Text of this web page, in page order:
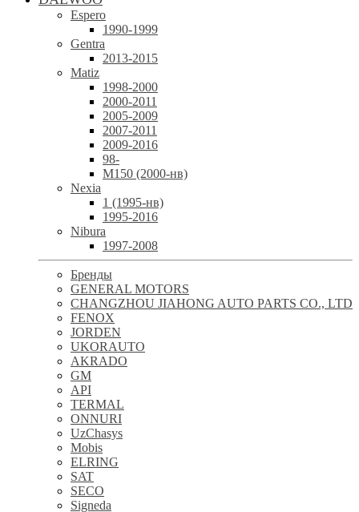
Espero
1990-1999
Gentra
2013-2015
Matiz
1998-2000
2000-2011
2005-2009
2007-2011
2009-2016
98-
М150 (2000-нв)
Nexia
1 (1995-нв)
1995-2016
Nibura
1997-2008
Бренды
GENERAL MOTORS
CHANGZHOU JIAHONG AUTO PARTS CO., LTD
FENOX
JORDEN
UKORAUTO
AKRADO
GM
API
TERMAL
ONNURI
UzChasys
Mobis
ELRING
SAT
SECO
Signeda